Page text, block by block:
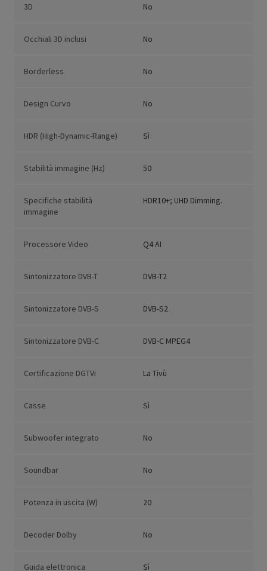
3D No
Occhiali 3D inclusi No
Borderless No
Design Curvo No
HDR (High-Dynamic-Range) Sì
Stabilità immagine (Hz) 50
Specifiche stabilità
immagine
HDR10+; UHD Dimming.
Processore Video Q4 AI
Sintonizzatore DVB-T DVB-T2
Sintonizzatore DVB-S DVB-S2
Sintonizzatore DVB-C DVB-C MPEG4
Certificazione DGTVi La Tivù
Casse Sì
Subwoofer integrato No
Soundbar No
Potenza in uscita (W) 20
Decoder Dolby No
Guida elettronica Sì